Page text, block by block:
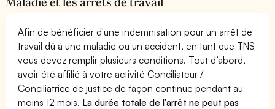
Afin de bénéficier d'une indemnisation pour un arrêt de
travail dû à une maladie ou un accident, en tant que TNS
vous devez remplir plusieurs conditions. Tout d’abord,
avoir été affilié à votre activité Conciliateur /
Conciliatrice de justice de façon continue pendant au
moins 12 mois. La durée totale de l'arrêt ne peut pas